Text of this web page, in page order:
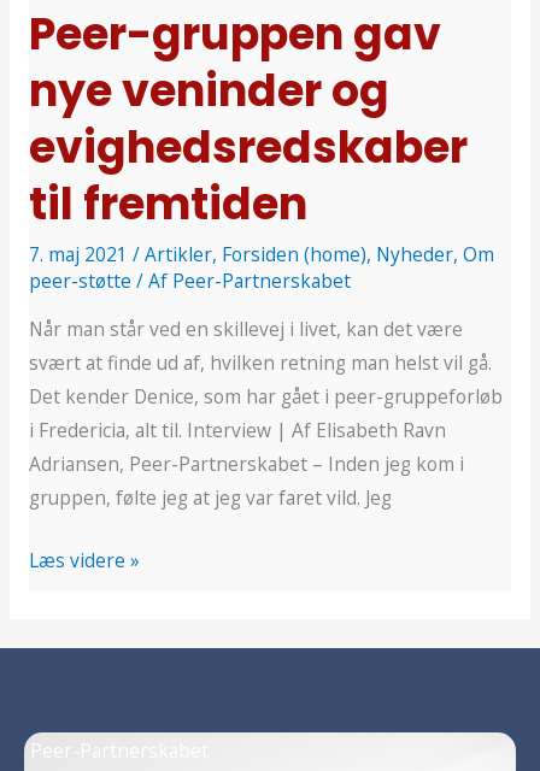
Peer-gruppen gav
nye veninder og
evighedsredskaber
til fremtiden
7. maj 2021 /Artikler, Forsiden (home), Nyheder, Om
peer-støtte / Af Peer-Partnerskabet
Når man står ved en skillevej i livet, kan det være
svært at finde ud af, hvilken retning man helst vil gå.
Det kender Denice, som har gået i peer-gruppeforløb
i Fredericia, alt til. Interview | Af Elisabeth Ravn
Adriansen, Peer-Partnerskabet – Inden jeg kom i
gruppen, følte jeg at jeg var faret vild. Jeg
evighedsredskaber
til
fremtiden
Læs videre »
Peer-Partnerskabet